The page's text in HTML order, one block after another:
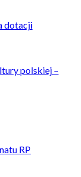
dotacji
polskiej –
RP